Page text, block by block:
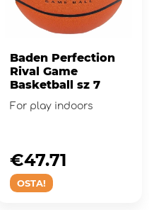
Baden Perfection
Rival Game
Basketball sz 7
For play indoors
OSTA!
€47.71